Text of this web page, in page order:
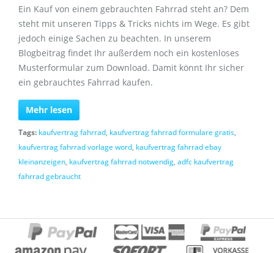
Ein Kauf von einem gebrauchten Fahrrad steht an? Dem
steht mit unseren Tipps & Tricks nichts im Wege. Es gibt
jedoch einige Sachen zu beachten. In unserem
Blogbeitrag findet Ihr außerdem noch ein kostenloses
Musterformular zum Download. Damit könnt Ihr sicher
ein gebrauchtes Fahrrad kaufen.
Mehr lesen
Tags: kaufvertrag fahrrad, kaufvertrag fahrrad formulare gratis,
kaufvertrag fahrrad vorlage word, kaufvertrag fahrrad ebay
kleinanzeigen, kaufvertrag fahrrad notwendig, adfc kaufvertrag
fahrrad gebraucht